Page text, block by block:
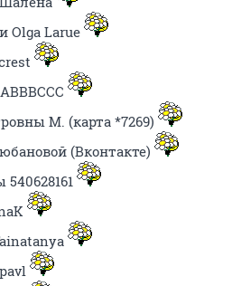
Olga Larue
М. (карта *7269)
(Вконтакте)